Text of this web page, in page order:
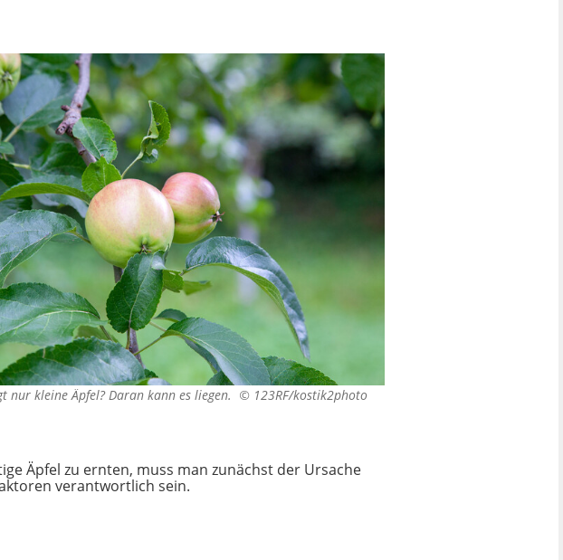
nur kleine Äpfel? Daran kann es liegen. © 123RF/kostik2photo
Äpfel zu ernten, muss man zunächst der Ursache
verantwortlich sein.